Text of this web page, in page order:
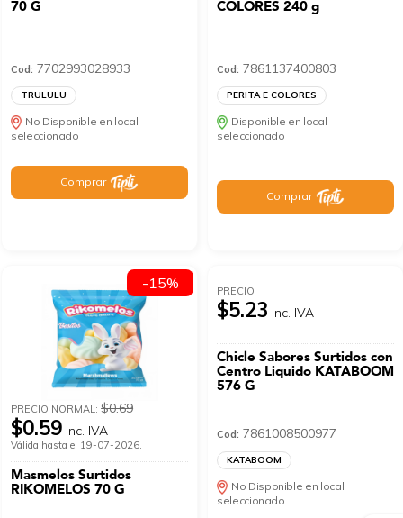
70 G
Cod: 7702993028933
TRULULU
No Disponible en local
seleccionado
Comprar
COLORES 240 g
Cod: 7861137400803
PERITA E COLORES
Disponible en local
seleccionado
Comprar
PRECIO NORMAL:$0.69
$0.59 Inc. IVA
Válida hasta el 19-07-2026.
Masmelos Surtidos
RIKOMELOS 70 G
-15% PRECIO
$5.23 Inc. IVA
Chicle Sabores Surtidos con
Centro Liquido KATABOOM
576 G
Cod: 7861008500977
KATABOOM
No Disponible en local
seleccionado